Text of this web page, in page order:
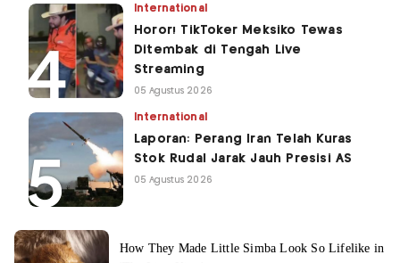
International
Horor! TikToker Meksiko Tewas
Ditembak di Tengah Live
Streaming
05 Agustus 2026
International
Laporan: Perang Iran Telah Kuras
Stok Rudal Jarak Jauh Presisi AS
05 Agustus 2026